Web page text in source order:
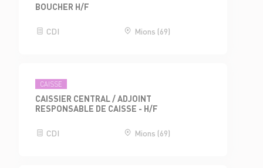
BOUCHER H/F
CDI Mions (69)
CAISSE
CAISSIER CENTRAL / ADJOINT
RESPONSABLE DE CAISSE - H/F
CDI Mions (69)